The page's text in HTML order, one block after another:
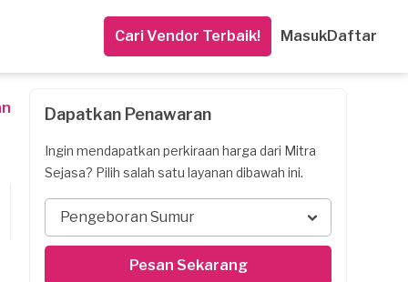
Cari Vendor Terbaik! MasukDaftar
Dapatkan Penawaran
Ingin mendapatkan perkiraan harga dari Mitra
Sejasa? Pilih salah satu layanan dibawah ini.
Pengeboran Sumur
Pesan Sekarang